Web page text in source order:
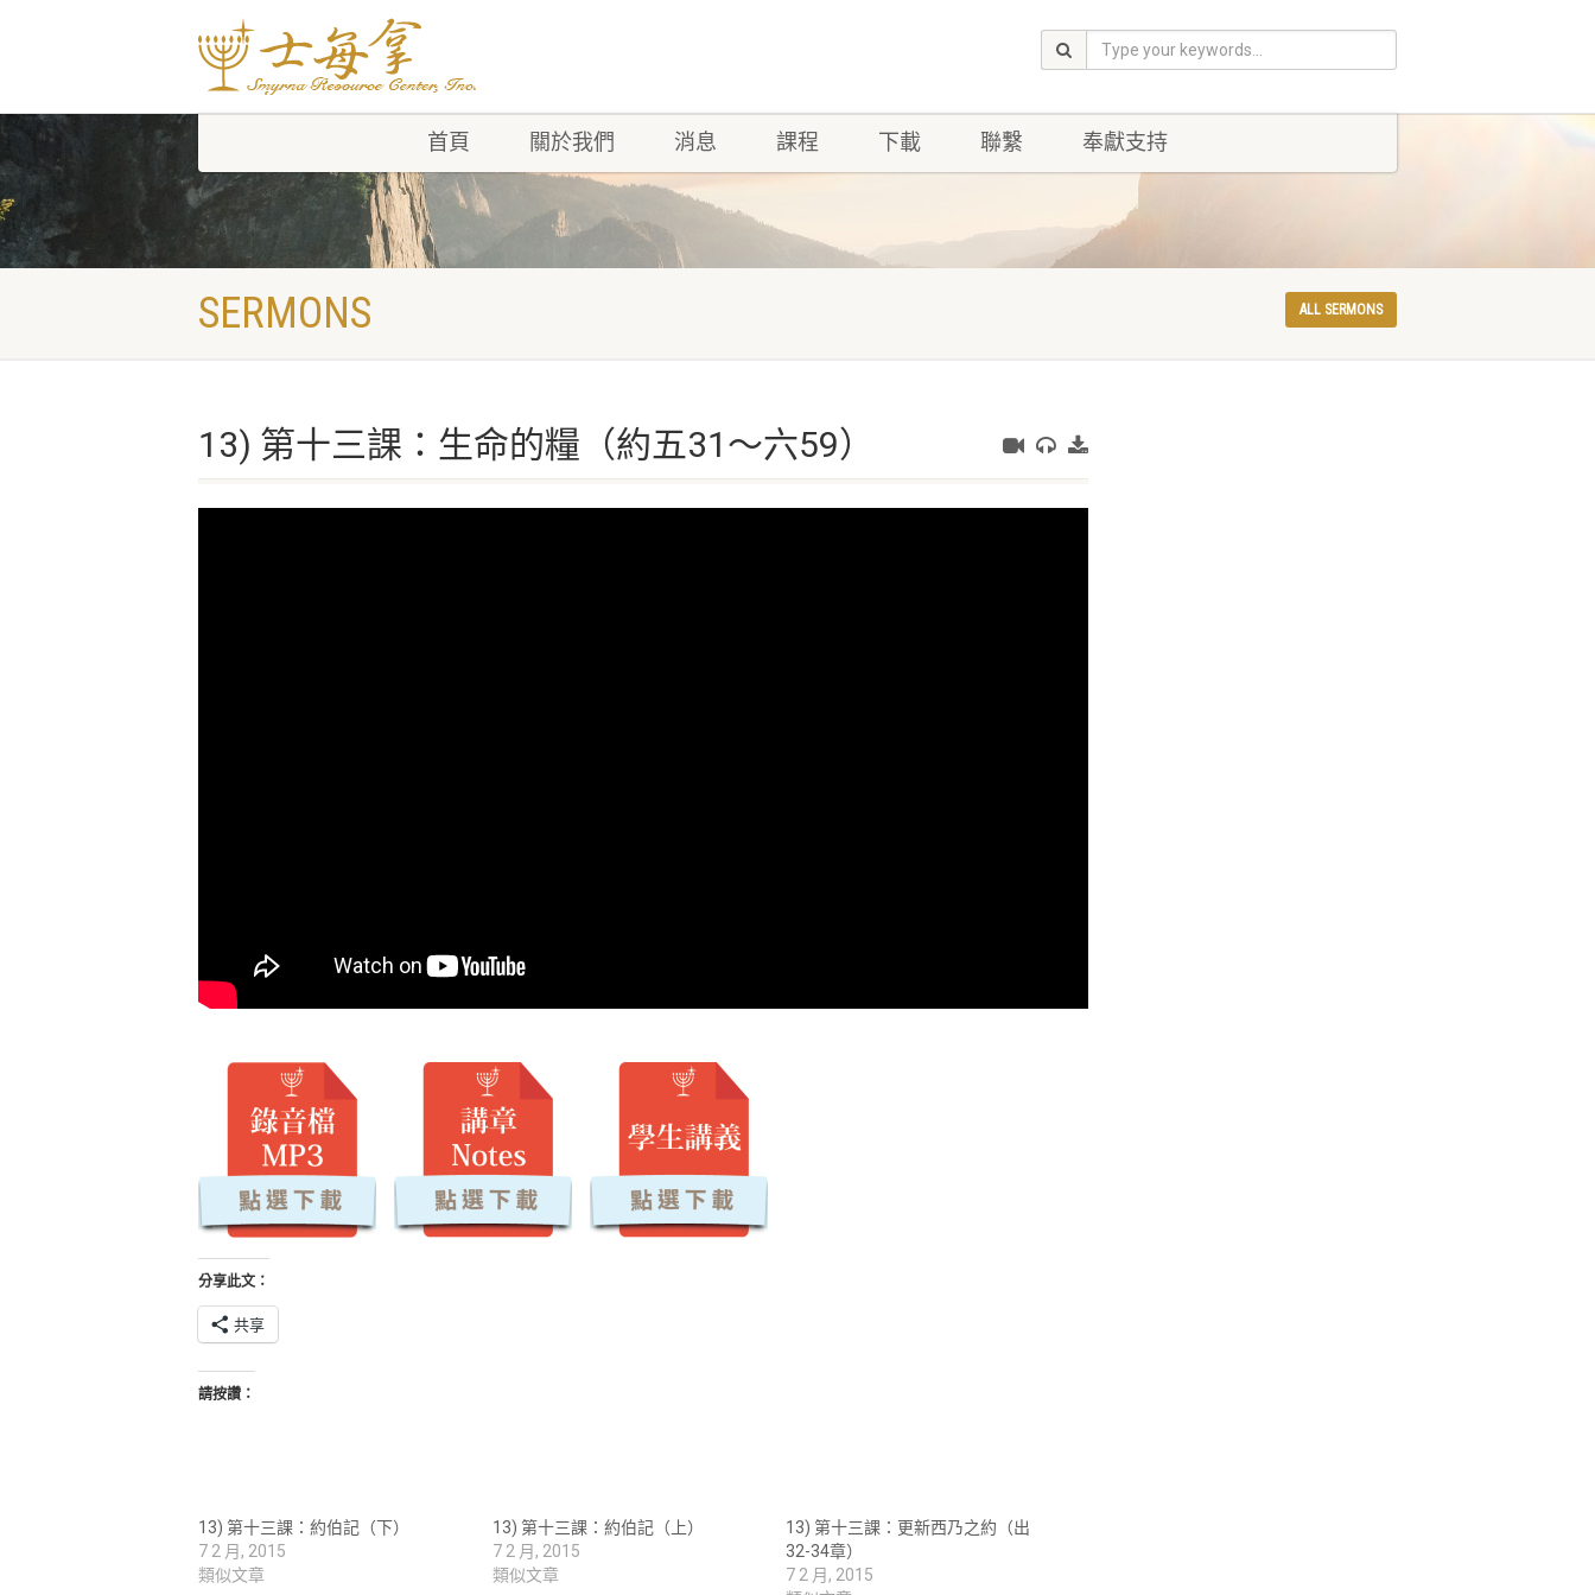
首頁 關於我們 消息 課程 下載 聯繫 奉獻支持
SERMONS ALL SERMONS
13) 第十三課：生命的糧（約五31～六59）
分享此文：
共享
請按讚：
13) 第十三課：約伯記（下）
7 2 月, 2015
類似文章
13) 第十三課：約伯記（上）
7 2 月, 2015
類似文章
13) 第十三課：更新西乃之約（出
32-34章）
7 2 月, 2015